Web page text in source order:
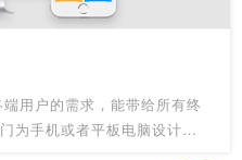
用户的需求，能带给所有终
为手机或者平板电脑设计的